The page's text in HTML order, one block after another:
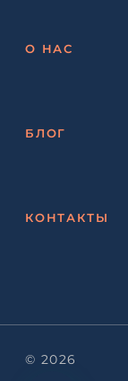
О НАС
БЛОГ
КОНТАКТЫ
© 2026